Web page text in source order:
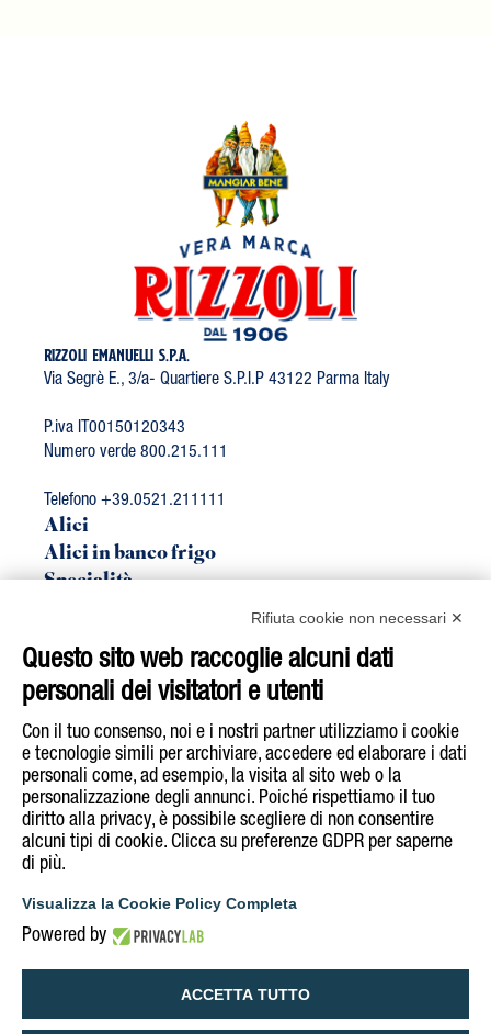
RIZZOLI EMANUELLI S.P.A.
Via Segrè E., 3/a- Quartiere S.P.I.P 43122 Parma Italy
P.iva IT00150120343
Numero verde 800.215.111
Telefono +39.0521.211111
Alici
Alici in banco frigo
Specialità
Tonno
Acquista su
E-Shop
Segui Rizzoli Emanuelli su
COOKIE & PRIVACY POLICY
DICHIARAZIONE DI ACCESSIBILITÀ
GESTISCI COOKIE POLICY
Rifiuta cookie non necessari ✕
Questo sito web raccoglie alcuni dati
personali dei visitatori e utenti
Con il tuo consenso, noi e i nostri partner utilizziamo i cookie
e tecnologie simili per archiviare, accedere ed elaborare i dati
personali come, ad esempio, la visita al sito web o la
personalizzazione degli annunci. Poiché rispettiamo il tuo
diritto alla privacy, è possibile scegliere di non consentire
alcuni tipi di cookie. Clicca su preferenze GDPR per saperne
di più.
Visualizza la Cookie Policy Completa
Powered by
ACCETTA TUTTO